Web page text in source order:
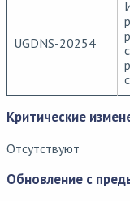
UGDNS-20254
Критические
Отсутствуют
Обновление с